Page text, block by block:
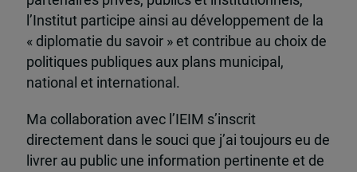
l’Institut participe ainsi au développement de la
« diplomatie du savoir » et contribue au choix de
politiques publiques aux plans municipal,
national et international.
Ma collaboration avec l’IEIM s’inscrit
directement dans le souci que j’ai toujours eu de
livrer au public une information pertinente et de